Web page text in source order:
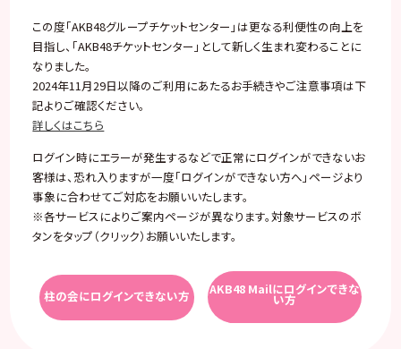
この度「AKB48グループチケットセンター」は更なる利便性の向上を
目指し、「AKB48チケットセンター」として新しく生まれ変わることに
なりました。
2024年11月29日以降のご利用にあたるお手続きやご注意事項は下
記よりご確認ください。
詳しくはこちら
ログイン時にエラーが発生するなどで正常にログインができないお
客様は、恐れ入りますが一度「ログインができない方へ」ページより
事象に合わせてご対応をお願いいたします。
※各サービスによりご案内ページが異なります。対象サービスのボ
タンをタップ（クリック）お願いいたします。
柱の会にログインできない方 AKB48 Mailにログインできな
い方